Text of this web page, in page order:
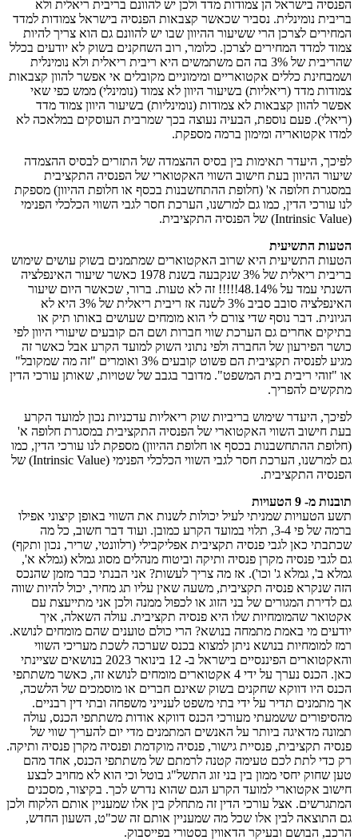
הפנסיה בישראל הן צמודות מדד ולכן יש להוונם בריבית ריאלית ולא
בריבית נומינלית. נסביר שכאשר קצבאות הפנסיה בישראל צמודות למדד
המחירים לצרכן הרי ששיעור ההיוון שבו יש להוונם גם הוא צריך להיות
צמוד למדד המחירים לצרכן. כלומר, רוב השחקנים בשוק לא יודעים בכלל
שהריבית של 3% בה הם משתמשים היא ריבית ריאלית ולא נומינלית
ושמבחינת כללים אקטואריים ומימוניים מקובלים אי אפשר להוון קצבאות
צמודות מדד (ריאליות) בשיעור היוון לא צמוד (נומינלי) ממש כפי שאי
אפשר להוון קצבאות לא צמודות (נומינליות) בשיעור היוון צמוד מדד
(ריאלי). פעם נוספת, הבעיה נעוצה בכך שמרבית העוסקים במלאכה לא
למדו אקטואריה ומימון ברמה מספקת.
לפיכך, היעדר תאימות בין בסיס ההצמדה של התזרים לבסיס ההצמדה
שיעור ההיוון בעת חישוב השווי האקטוארי של הפנסיה התקציבית
במסגרת חלופה א' (חלופת ההתחשבנות בכסף או חלופת ההיוון) מספקת
לנו עורכי הדין, כמו גם למרשנו, הערכת חסר לגבי השווי הכלכלי הפנימי
(Intrinsic Value) של הפנסיה התקציבית.
הטעות התשיעית
הטעות התשיעית היא שרוב האקטוארים שמתמנים בשוק עושים שימוש
בריבית ריאלית של 3% שנקבעה בשנת 1978 כאשר שיעור האינפלציה
השנתי עמד על 48.14%!!!!! זה לא טעות. ברור, שכאשר היום שיעור
האינפלציה סובב סביב 3% לשנה אז ריבית ריאלית של 3% היא לא
הגיונית. דבר נוסף שדי צורם לי הוא מומחים שעושים באותו תיק או
בתיקים אחרים גם הערכת שווי חברות ושם הם קובעים שיעורי היוון לפי
כושר הפירעון של החברה ולפי נתוני השוק למועד הקרע אבל כאשר זה
מגיע לפנסיה תקציבית הם פשוט קובעים 3% ואומרים "זה מה שמקובל"
או "זוהי ריבית בית המשפט". מדובר בגבב של שטויות, שאותן עורכי הדין
מתקשים להפריך.
לפיכך, היעדר שימוש בריביות שוק ריאליות עדכניות נכון למועד הקרע
בעת חישוב השווי האקטוארי של הפנסיה התקציבית במסגרת חלופה א'
(חלופת ההתחשבנות בכסף או חלופת ההיוון) מספקת לנו עורכי הדין, כמו
גם למרשנו, הערכת חסר לגבי השווי הכלכלי הפנימי (Intrinsic Value) של
הפנסיה התקציבית.
תובנות מ- 9 הטעויות
תשע הטעויות שמניתי לעיל יכולות לשנות את השווי באופן קיצוני אפילו
ברמה של פי 3-4, תלוי במועד הקרע כמובן. ועוד דבר חשוב, כל מה
שכתבתי כאן לגבי פנסיה תקציבית אפליקבילי (רלוונטי, שריר, נכון ותקף)
גם לגבי פנסיה מקרן פנסיה ותיקה וביטוח מנהלים מסוג גמלא (גמלא א',
גמלא ב', גמלא ג' וכו'). אז מה צריך לעשות? אני הבנתי כבר מזמן שהנכס
הזה שנקרא פנסיה תקציבית, משעה שאין עליו תג מחיר, יכול להיות שווה
גם לדירת המגורים של בני הזוג או לכפול ממנה ולכן אני מתייעצת עם
אקטואר שהמומחיות שלו היא פנסיה תקציבית. עולה השאלה, איך
יודעים מי באמת מתמחה בנושא? הרי כולם טוענים שהם מומחים לנושא.
רמז למומחיות בנושא ניתן למצוא בכנס שערכה לשכת מעריכי השווי
והאקטוארים הפיננסיים בישראל ב- 12 בינואר 2023 בנושאים שציינתי
כאן. הכנס נערך על ידי 4 אקטוארים מומחים לנושא זה, כאשר משתתפי
הכנס היו דווקא שחקנים בשוק שאינם חברים או מוסמכים של הלשכה,
אך מתמנים תדיר על ידי בתי משפט לענייני משפחה ובתי דין רבניים.
מהסיפורים ששמעתי מעורכי הכנס דווקא אודות משתתפי הכנס, עולה
תמונה מדאיגה ביותר על האנשים המתמנים מדי יום להעריך שווי של
פנסיה תקציבית, פנסיית גישור, פנסיה מוקדמת ופנסיה מקרן פנסיה ותיקה.
רק כדי לתת לכם טעימה קטנה לרמתם של משתתפי הכנס, אחד מהם
טען שחוק יחסי ממון בין בני זוג התשל"ג בוטל וכי הוא לא מחויב לבצע
חישוב אקטוארי למועד הקרע הגם שהוא נדרש לכך. בקיצור, מסכנים
המתגרשים. אצל עורכי הדין זה מתחלק בין אלו שמעניין אותם הלקוח ולכן
גם התוצאה לבין אלו שכל מה שמעניין אותם זה שכ"ט, השעון החדש,
הרכב, הבושם ובעיקר הדאווין בסטורי בפייסבוק.